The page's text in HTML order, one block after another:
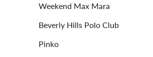
Weekend Max Mara
Beverly Hills Polo Club
Pinko